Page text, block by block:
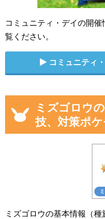
コミュニティ・デイの開
覧ください。
コミュニティ
ミズゴロウ
技、対策ポ
ミズゴロウの基本情報（